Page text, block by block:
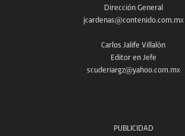
Dirección General
jcardenas@contenido.com.mx
Carlos Jalife Villalón
Editor en Jefe
scuderiargz@yahoo.com.mx
PUBLICIDAD